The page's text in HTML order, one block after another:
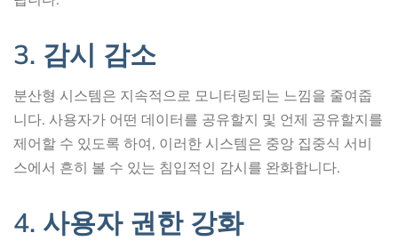
3. 감시 감소
분산형 시스템은 지속적으로 모니터링되는 느낌을 줄여줍
니다. 사용자가 어떤 데이터를 공유할지 및 언제 공유할지를
제어할 수 있도록 하여, 이러한 시스템은 중앙 집중식 서비
스에서 흔히 볼 수 있는 침입적인 감시를 완화합니다.
4. 사용자 권한 강화